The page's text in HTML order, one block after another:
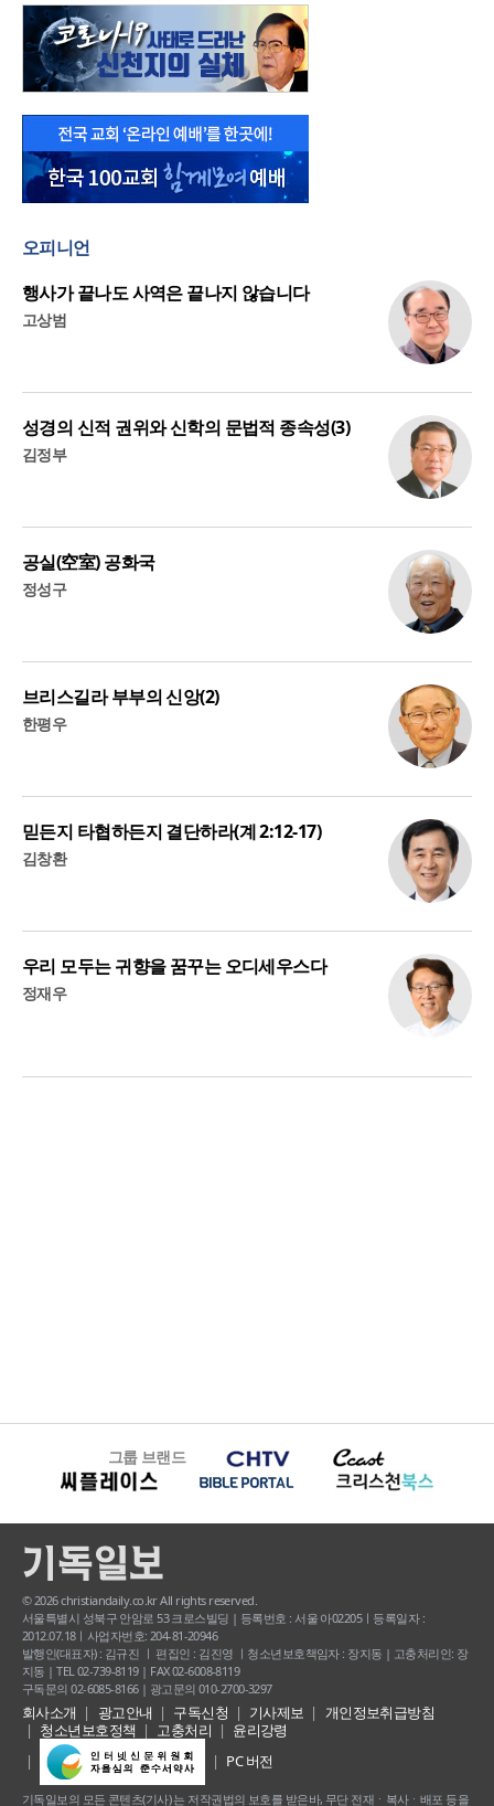
오피니언
행사가 끝나도 사역은 끝나지 않습니다
고상범
성경의 신적 권위와 신학의 문법적 종속성(3)
김정부
공실(空室) 공화국
정성구
브리스길라 부부의 신앙(2)
한평우
믿든지 타협하든지 결단하라(계 2:12-17)
김창환
우리 모두는 귀향을 꿈꾸는 오디세우스다
정재우
그룹 브랜드
© 2026 christiandaily.co.kr All rights reserved.
서울특별시 성북구 안암로 53 크로스빌딩 | 등록번호 : 서울 아02205ㅣ등록일자 :
2012.07.18ㅣ사업자번호: 204-81-20946
발행인(대표자) : 김규진 ㅣ 편집인 : 김진영 ㅣ청소년보호책임자 : 장지동 | 고충처리인: 장
지동 | TEL 02-739-8119 | FAX 02-6008-8119
구독문의 02-6085-8166 | 광고문의 010-2700-3297
회사소개 광고안내 구독신청 기사제보
개인정보취급방침
청소년보호정책
고충처리
윤리강령
PC 버전
기독일보의 모든 콘텐츠(기사) 는 저작권법의 보호를 받은바, 무단 전재ㆍ복사ㆍ배포 등을